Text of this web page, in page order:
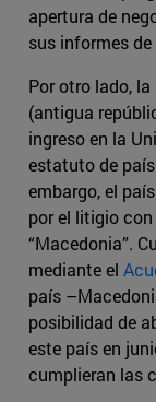
apertura de
sus informes
Por otro lado,
(antigua
ingreso en la
estatuto de
embargo, el
por el litigio
“Macedonia”.
mediante el
país
posibilidad de
este país en
cumplieran las